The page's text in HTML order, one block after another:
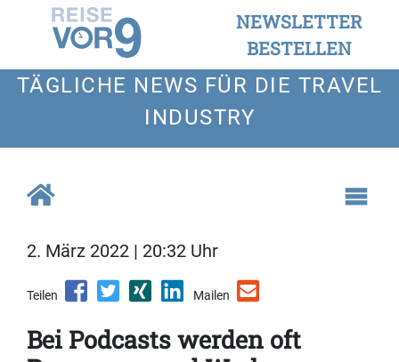
NEWSLETTER
BESTELLEN
TÄGLICHE NEWS FÜR DIE TRAVEL
INDUSTRY
2. März 2022 | 20:32 Uhr
Teilen Mailen
Bei Podcasts werden oft